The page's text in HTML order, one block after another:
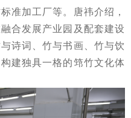
准加工厂等。唐祎介绍，
合发展产业园及配套建设
诗词、竹与书画、竹与饮
建独具一格的筇竹文化体